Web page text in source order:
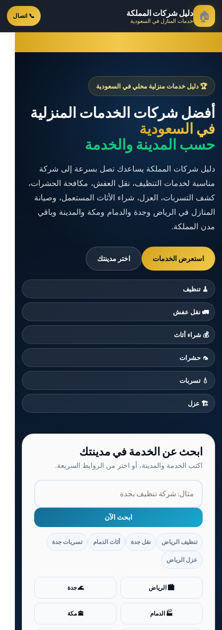
🏠 دليل شركات المملكة
خدمات المنازل في السعودية 📞 اتصال
🏆 دليل خدمات منزلية محلي في السعودية
أفضل شركات الخدمات المنزلية
في السعودية
حسب المدينة والخدمة
دليل شركات المملكة يساعدك تصل بسرعة إلى شركة
مناسبة لخدمات التنظيف، نقل العفش، مكافحة الحشرات،
كشف التسربات، العزل، شراء الأثاث المستعمل، وصيانة
المنازل في الرياض وجدة والدمام ومكة والمدينة وباقي
مدن المملكة.
استعرض الخدمات اختر مدينتك
🧹 تنظيف
🚛 نقل عفش
💰 شراء أثاث
🦟 حشرات
💧 تسربات
🏗️ عزل
ابحث عن الخدمة في مدينتك
اكتب الخدمة والمدينة، أو اختر من الروابط السريعة.
ابحث الآن
تنظيف الرياض نقل جدة أثاث الدمام تسربات جدة
عزل الرياض
🏙️ الرياض 🌊 جدة
🏭 الدمام 🕋 مكة